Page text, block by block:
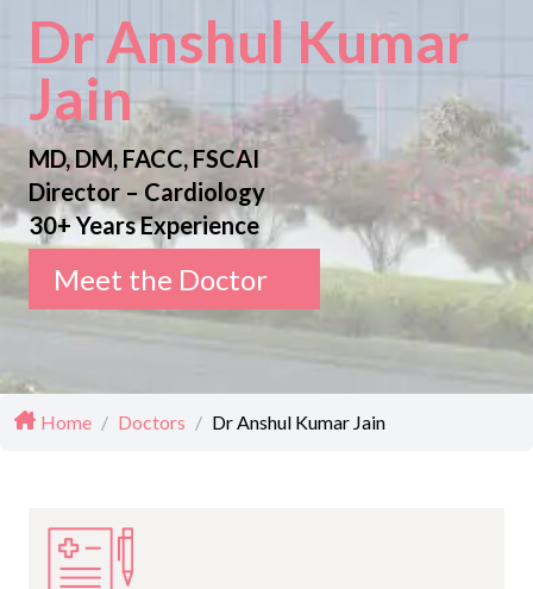
Dr Anshul Kumar
Jain
MD, DM, FACC, FSCAI
Director – Cardiology
30+ Years Experience
Meet the Doctor
Home / Doctors / Dr Anshul Kumar Jain